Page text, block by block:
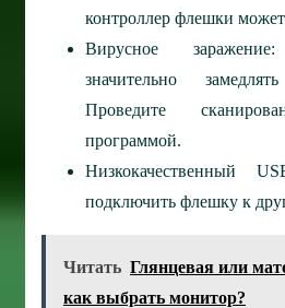
контроллер флешки
Вирусное
значительно
Проведите
программой.
Низкокачественный
подключить флешку к
Читать Глянцевая или
как выбрать монитор?